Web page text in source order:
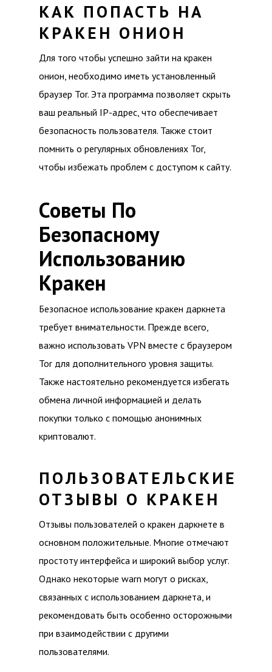
КАК ПОПАСТЬ НА
КРАКЕН ОНИОН
Для того чтобы успешно зайти на кракен
онион, необходимо иметь установленный
браузер Tor. Эта программа позволяет скрыть
ваш реальный IP-адрес, что обеспечивает
безопасность пользователя. Также стоит
помнить о регулярных обновлениях Tor,
чтобы избежать проблем с доступом к сайту.
Советы По
Безопасному
Использованию
Кракен
Безопасное использование кракен даркнета
требует внимательности. Прежде всего,
важно использовать VPN вместе с браузером
Tor для дополнительного уровня защиты.
Также настоятельно рекомендуется избегать
обмена личной информацией и делать
покупки только с помощью анонимных
криптовалют.
ПОЛЬЗОВАТЕЛЬСКИЕ
ОТЗЫВЫ О КРАКЕН
Отзывы пользователей о кракен даркнете в
основном положительные. Многие отмечают
простоту интерфейса и широкий выбор услуг.
Однако некоторые warn могут о рисках,
связанных с использованием даркнета, и
рекомендовать быть особенно осторожными
при взаимодействии с другими
пользователями.